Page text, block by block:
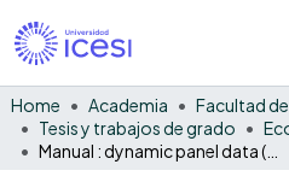
Home Academia
Tesis y trabajos de grado